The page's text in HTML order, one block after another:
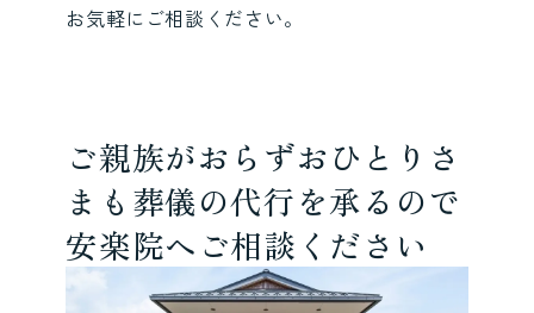
お気軽にご相談ください。
ご親族がおらずおひとりさ
まも葬儀の代行を承るので
安楽院へご相談ください